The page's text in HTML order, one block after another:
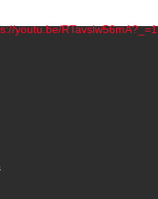
youtu.be/RTavslw56mA?_=1